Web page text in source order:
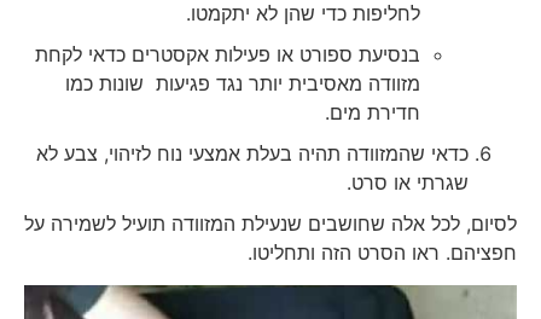
לחליפות כדי שהן לא יתקמטו.
בנסיעת ספורט או פעילות אקסטרים כדאי לקחת
מזוודה מאסיבית יותר נגד פגיעות שונות כמו
חדירת מים.
כדאי שהמזוודה תהיה בעלת אמצעי נוח לזיהוי, צבע לא
שגרתי או סרט.
לסיום, לכל אלה שחושבים שנעילת המזוודה תועיל לשמירה על
חפציהם. ראו הסרט הזה ותחליטו.